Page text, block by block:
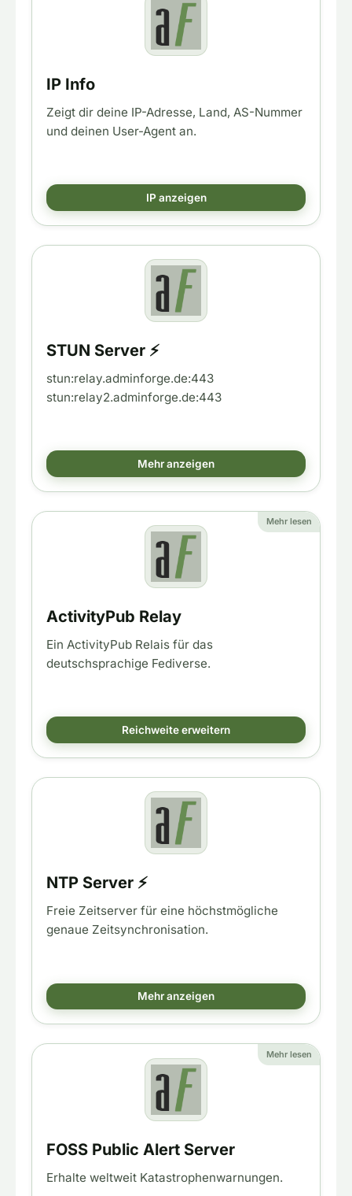
IP Info
Zeigt dir deine IP-Adresse, Land, AS-Nummer
und deinen User-Agent an.
IP anzeigen
STUN Server ⚡
stun:relay.adminforge.de:443
stun:relay2.adminforge.de:443
Mehr anzeigen
Mehr lesen
ActivityPub Relay
Ein ActivityPub Relais für das
deutschsprachige Fediverse.
Reichweite erweitern
NTP Server ⚡
Freie Zeitserver für eine höchstmögliche
genaue Zeitsynchronisation.
Mehr anzeigen
Mehr lesen
FOSS Public Alert Server
Erhalte weltweit Katastrophenwarnungen.